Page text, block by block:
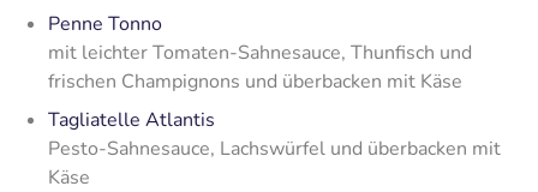
Penne Tonno
mit leichter Tomaten-Sahnesauce, Thunfisch und
frischen Champignons und überbacken mit Käse
Tagliatelle Atlantis
Pesto-Sahnesauce, Lachswürfel und überbacken mit
Käse